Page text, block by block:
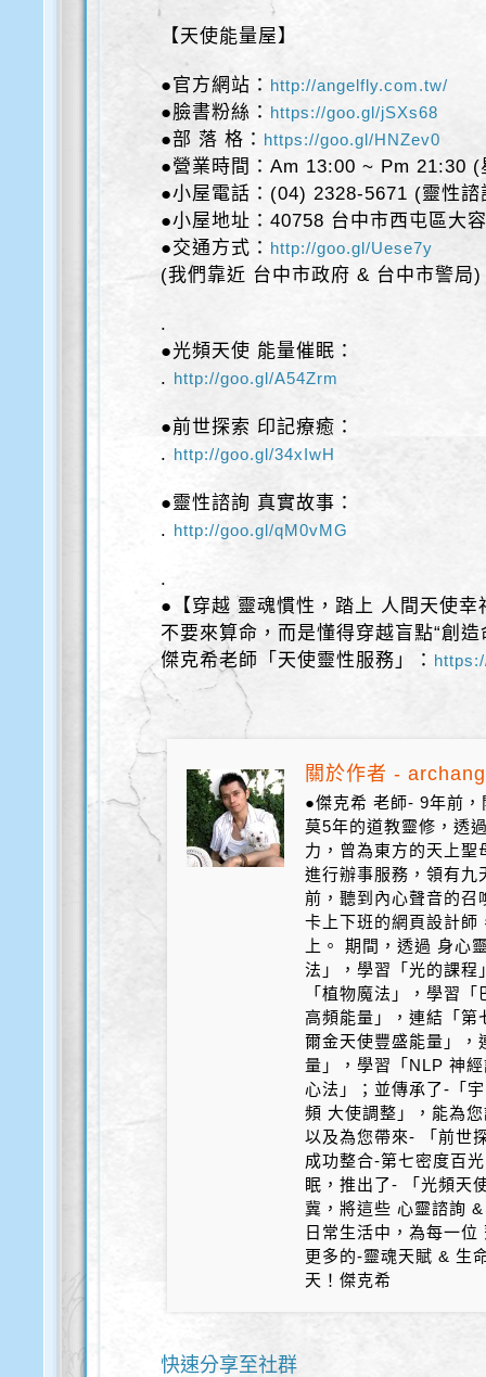
【天使能量屋】
●官方網站： http://angelfly.com.tw/
●臉書粉絲： https://goo.gl/jSXs68
●部 落 格： https://goo.gl/HNZev0
●營業時間：Am 13:00 ~ Pm 21:30 (
●小屋電話：(04) 2328-5671 (靈性
●小屋地址：40758 台中市西屯區大
●交通方式： http://goo.gl/Uese7y
(我們靠近 台中市政府 & 台中市警局)
.
●光頻天使 能量催眠：
. http://goo.gl/A54Zrm
●前世探索 印記療癒：
. http://goo.gl/34xIwH
●靈性諮詢 真實故事：
. http://goo.gl/qM0vMG
.
●【穿越 靈魂慣性，踏上 人間天使幸
不要來算命，而是懂得穿越盲點“創造
傑克希老師「天使靈性服務」：
關於作者 -
●傑克希 老師- 9年前
莫5年的道教靈修，透
力，曾為東方的天上
進行辦事服務，領有
前，聽到內心聲音的召
卡上下班的網頁設計師
上。 期間，透過 身心
法」，學習「光的課程
「植物魔法」，學習
高頻能量」，連結「第
爾金天使豐盛能量」，
量」，學習「NLP 神
心法」；並傳承了-「
頻 大使調整」，能為
以及為您帶來- 「前世
成功整合-第七密度百
眠，推出了- 「光頻天
冀，將這些 心靈諮詢
日常生活中，為每一
更多的-靈魂天賦 & 生
天！傑克希
快速分享至社群